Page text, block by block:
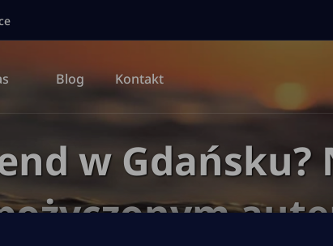
w Gdańsku?
Blog Kontakt